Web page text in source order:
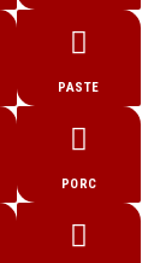
PASTE
PORC